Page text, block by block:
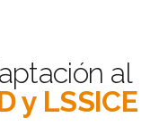
al
y LSSICE